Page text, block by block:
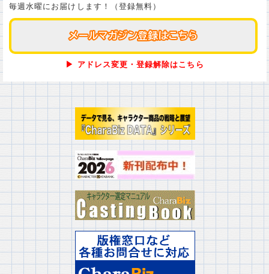
毎週水曜にお届けします！（登録無料）
メールマガジン登録はこちら
メールマガジン登録はこちら
▶ アドレス変更・登録解除はこちら